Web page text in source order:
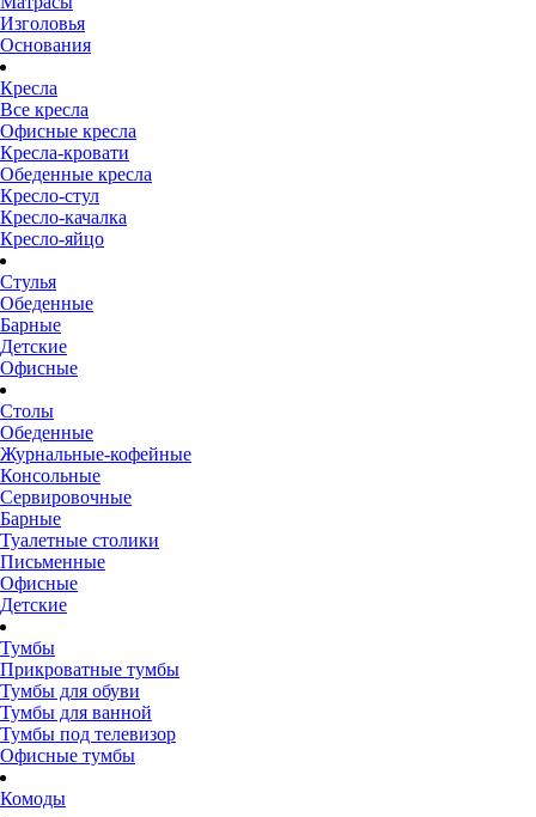
Изголовья
Основания
Кресла
Все кресла
Офисные кресла
Кресла-кровати
Обеденные кресла
Кресло-стул
Кресло-качалка
Кресло-яйцо
Стулья
Обеденные
Барные
Детские
Офисные
Столы
Обеденные
Журнальные-кофейные
Консольные
Сервировочные
Барные
Туалетные столики
Письменные
Офисные
Детские
Тумбы
Прикроватные тумбы
Тумбы для обуви
Тумбы для ванной
Тумбы под телевизор
Офисные тумбы
Комоды